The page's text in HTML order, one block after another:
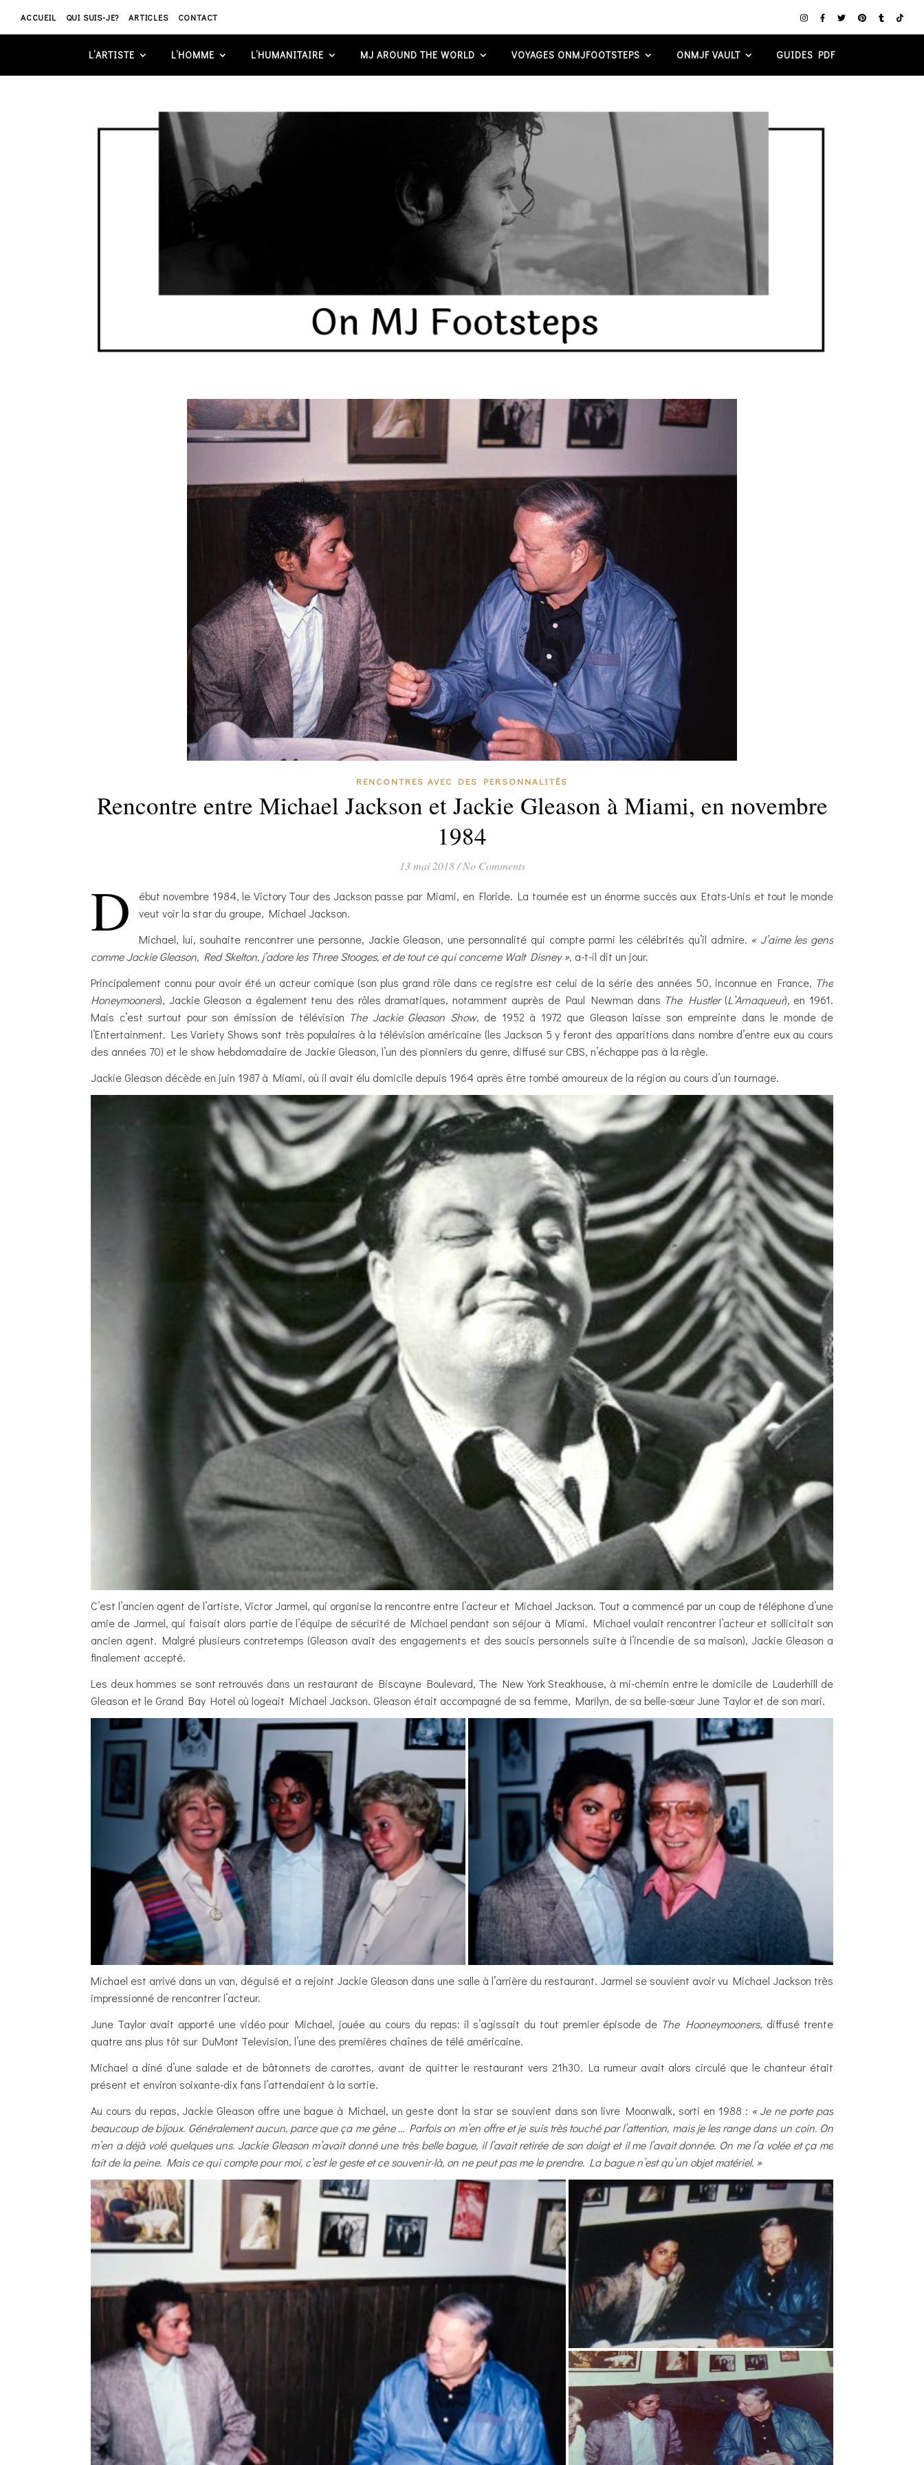
ACCUEIL QUI SUIS-JE? ARTICLES CONTACT
L’ARTISTE L’HOMME L’HUMANITAIRE MJ AROUND THE WORLD VOYAGES ONMJFOOTSTEPS ONMJF VAULT GUIDES PDF
RENCONTRES AVEC DES PERSONNALITÉS
Rencontre entre Michael Jackson et Jackie Gleason à Miami, en novembre
1984
13 mai 2018 / No Comments
D
ébut novembre 1984, le Victory Tour des Jackson passe par Miami, en Floride. La tournée est un énorme succès aux Etats-Unis et tout le monde
veut voir la star du groupe, Michael Jackson.
Michael, lui, souhaite rencontrer une personne, Jackie Gleason, une personnalité qui compte parmi les célébrités qu’il admire. « J’aime les gens
comme Jackie Gleason, Red Skelton, j’adore les Three Stooges, et de tout ce qui concerne Walt Disney », a-t-il dit un jour.
Principalement connu pour avoir été un acteur comique (son plus grand rôle dans ce registre est celui de la série des années 50, inconnue en France, The
Honeymooners), Jackie Gleason a également tenu des rôles dramatiques, notamment auprès de Paul Newman dans The Hustler(L’Arnaqueur), en 1961.
Mais c’est surtout pour son émission de télévision The Jackie Gleason Show, de 1952 à 1972 que Gleason laisse son empreinte dans le monde de
l’Entertainment. Les Variety Shows sont très populaires à la télévision américaine (les Jackson 5 y feront des apparitions dans nombre d’entre eux au cours
des années 70) et le show hebdomadaire de Jackie Gleason, l’un des pionniers du genre, diffusé sur CBS, n’échappe pas à la règle.
Jackie Gleason décède en juin 1987 à Miami, où il avait élu domicile depuis 1964 après être tombé amoureux de la région au cours d’un tournage.
C’est l’ancien agent de l’artiste, Victor Jarmel, qui organise la rencontre entre l’acteur et Michael Jackson. Tout a commencé par un coup de téléphone d’une
amie de Jarmel, qui faisait alors partie de l’équipe de sécurité de Michael pendant son séjour à Miami. Michael voulait rencontrer l’acteur et sollicitait son
ancien agent. Malgré plusieurs contretemps (Gleason avait des engagements et des soucis personnels suite à l’incendie de sa maison), Jackie Gleason a
finalement accepté.
Les deux hommes se sont retrouvés dans un restaurant de Biscayne Boulevard, The New York Steakhouse, à mi-chemin entre le domicile de Lauderhill de
Gleason et le Grand Bay Hotel où logeait Michael Jackson. Gleason était accompagné de sa femme, Marilyn, de sa belle-sœur June Taylor et de son mari.
Michael est arrivé dans un van, déguisé et a rejoint Jackie Gleason dans une salle à l’arrière du restaurant. Jarmel se souvient avoir vu Michael Jackson très
impressionné de rencontrer l’acteur.
June Taylor avait apporté une vidéo pour Michael, jouée au cours du repas: il s’agissait du tout premier épisode de The Hooneymooners, diffusé trente
quatre ans plus tôt sur DuMont Television, l’une des premières chaînes de télé américaine.
Michael a diné d’une salade et de bâtonnets de carottes, avant de quitter le restaurant vers 21h30. La rumeur avait alors circulé que le chanteur était
présent et environ soixante-dix fans l’attendaient à la sortie.
Au cours du repas, Jackie Gleason offre une bague à Michael, un geste dont la star se souvient dans son livre Moonwalk, sorti en 1988 : « Je ne porte pas
beaucoup de bijoux. Généralement aucun, parce que ça me gêne … Parfois on m’en offre et je suis très touché par l’attention, mais je les range dans un coin. On
m’en a déjà volé quelques uns. Jackie Gleason m’avait donné une très belle bague, il l’avait retirée de son doigt et il me l’avait donnée. On me l’a volée et ça me
fait de la peine. Mais ce qui compte pour moi, c’est le geste et ce souvenir-là, on ne peut pas me le prendre. La bague n’est qu’un objet matériel. »